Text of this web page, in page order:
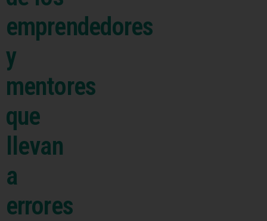
emprendedores
y
mentores
que
llevan
a
errores